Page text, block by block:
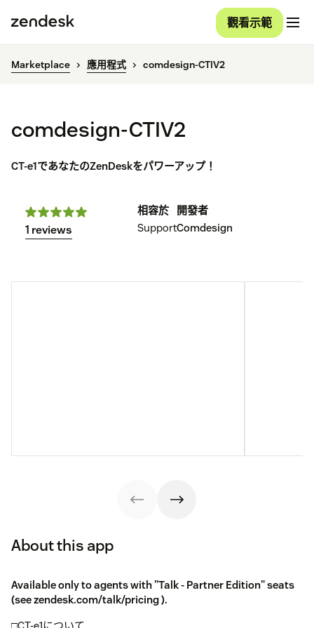
觀看示範
Marketplace 應用程式 comdesign-CTIV2
comdesign-CTIV2
CT-e1であなたのZenDeskをパワーアップ！
1 reviews
相容於
Support
開發者
Comdesign
About this app
Available only to agents with "Talk - Partner Edition" seats
(seezendesk.com/talk/pricing).